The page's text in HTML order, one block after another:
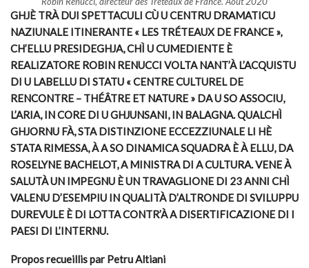
GHJÈ TRÀ DUI SPETTACULI CÙ U CENTRU DRAMATICU
NAZIUNALE ITINERANTE « LES TRÉTEAUX DE FRANCE »,
CH’ELLU PRESIDEGHJA, CHÌ U CUMEDIENTE È
REALIZATORE ROBIN RENUCCI VOLTA NANT’À L’ACQUISTU
DI U LABELLU DI STATU « CENTRE CULTUREL DE
RENCONTRE – THÉÂTRE ET NATURE » DA U SO ASSOCIU,
L’ARIA, IN CORE DI U GHJUNSANI, IN BALAGNA. QUALCHÌ
GHJORNU FÀ, STA DISTINZIONE ECCEZZIUNALE LI HÈ
STATA RIMESSA, À A SO DINAMICA SQUADRA È À ELLU, DA
ROSELYNE BACHELOT, A MINISTRA DI A CULTURA. VENE À
SALUTÀ UN IMPEGNU È UN TRAVAGLIONE DI 23 ANNI CHÌ
VALENU D’ESEMPIU IN QUALITÀ D’ALTRONDE DI SVILUPPU
DUREVULE È DI LOTTA CONTR’À A DISERTIFICAZIONE DI I
PAESI DI L’INTERNU.
Propos recueillis par Petru Altiani